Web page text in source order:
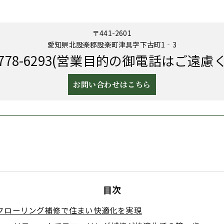
〒441-2601
愛知県北設楽郡設楽町津具字下古町1‐3
6293(営業目的の御電話はご遠慮
お問い合わせはこちら
目次
ローリング補修で住まい快適化を実現